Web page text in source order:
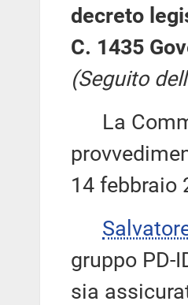
decreto
C. 1435
(Seguito
La
14 febbraio
gruppo PD-
sia